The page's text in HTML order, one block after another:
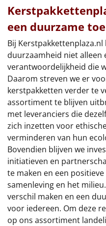
een duurzame
Bij
duurzaamheid niet alleen
verantwoordelijkheid die
Daarom streven we er
kerstpakketten verder te
assortiment te blijven
met leveranciers die
zich inzetten voor
verminderen van hun
Bovendien blijven we
initiatieven en
te maken en een
samenleving en het
verschil maken en een
voor iedereen. Om deze
op ons assortiment